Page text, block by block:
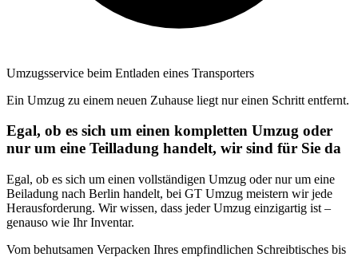
Umzugsservice beim Entladen eines Transporters
Ein Umzug zu einem neuen Zuhause liegt nur einen Schritt entfernt.
Egal, ob es sich um einen kompletten Umzug oder
nur um eine Teilladung handelt, wir sind für Sie da
Egal, ob es sich um einen vollständigen Umzug oder nur um eine
Beiladung nach Berlin handelt, bei GT Umzug meistern wir jede
Herausforderung. Wir wissen, dass jeder Umzug einzigartig ist –
genauso wie Ihr Inventar.
Vom behutsamen Verpacken Ihres empfindlichen Schreibtisches bis